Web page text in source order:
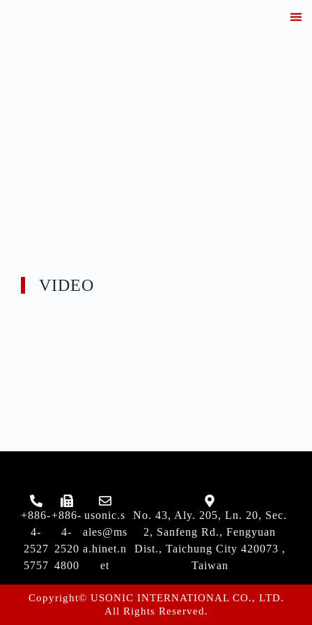
VIDEO
+886-
4-
2527
5757
+886-
4-
2520
4800
usonic.s
ales@ms
a.hinet.n
et
No. 43, Aly. 205, Ln. 20, Sec.
2, Sanfeng Rd., Fengyuan
Dist., Taichung City 420073 ,
Taiwan
Copyright© USONIC INTERNATIONAL CO., LTD.
All Rights Reserved.